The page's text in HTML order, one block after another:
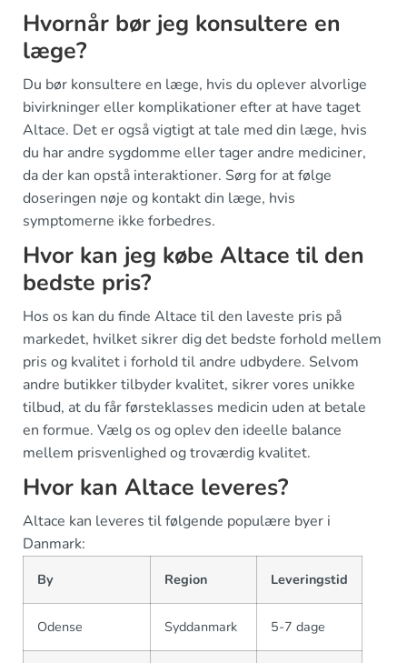
Hvornår bør jeg konsultere en
læge?
Du bør konsultere en læge, hvis du oplever alvorlige
bivirkninger eller komplikationer efter at have taget
Altace. Det er også vigtigt at tale med din læge, hvis
du har andre sygdomme eller tager andre mediciner,
da der kan opstå interaktioner. Sørg for at følge
doseringen nøje og kontakt din læge, hvis
symptomerne ikke forbedres.
Hvor kan jeg købe Altace til den
bedste pris?
Hos os kan du finde Altace til den laveste pris på
markedet, hvilket sikrer dig det bedste forhold mellem
pris og kvalitet i forhold til andre udbydere. Selvom
andre butikker tilbyder kvalitet, sikrer vores unikke
tilbud, at du får førsteklasses medicin uden at betale
en formue. Vælg os og oplev den ideelle balance
mellem prisvenlighed og troværdig kvalitet.
Hvor kan Altace leveres?
Altace kan leveres til følgende populære byer i
Danmark:
By Region Leveringstid
Odense Syddanmark 5-7 dage